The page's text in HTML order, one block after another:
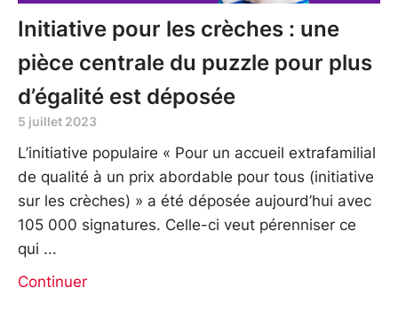
Initiative pour les crèches : une
pièce centrale du puzzle pour plus
d’égalité est déposée
5 juillet 2023
L’initiative populaire « Pour un accueil extrafamilial
de qualité à un prix abordable pour tous (initiative
sur les crèches) » a été déposée aujourd’hui avec
105 000 signatures. Celle-ci veut pérenniser ce
qui
Continuer